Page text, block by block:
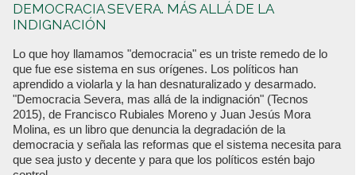
DEMOCRACIA SEVERA. MÁS ALLÁ DE LA
INDIGNACIÓN
Lo que hoy llamamos "democracia" es un triste remedo de lo
que fue ese sistema en sus orígenes. Los políticos han
aprendido a violarla y la han desnaturalizado y desarmado.
"Democracia Severa, mas allá de la indignación" (Tecnos
2015), de Francisco Rubiales Moreno y Juan Jesús Mora
Molina, es un libro que denuncia la degradación de la
democracia y señala las reformas que el sistema necesita para
que sea justo y decente y para que los políticos estén bajo